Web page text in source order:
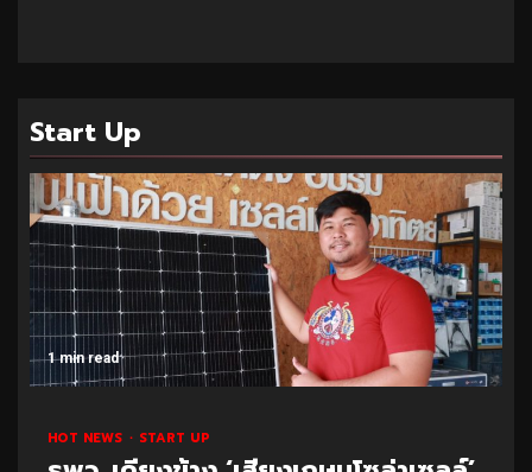
Start Up
1 min read
HOT NEWS START UP